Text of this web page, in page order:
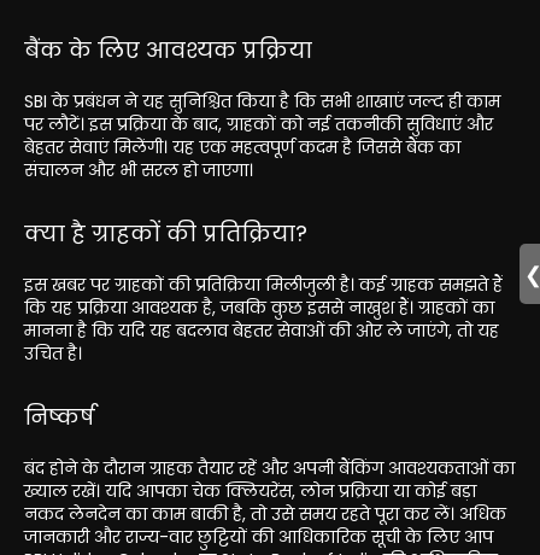
बैंक के लिए आवश्यक प्रक्रिया
SBI के प्रबंधन ने यह सुनिश्चित किया है कि सभी शाखाएं जल्द ही काम
पर लौटें। इस प्रक्रिया के बाद, ग्राहकों को नई तकनीकी सुविधाएं और
बेहतर सेवाएं मिलेंगी। यह एक महत्वपूर्ण कदम है जिससे बैंक का
संचालन और भी सरल हो जाएगा।
क्या है ग्राहकों की प्रतिक्रिया?
इस खबर पर ग्राहकों की प्रतिक्रिया मिलीजुली है। कई ग्राहक समझते हैं
कि यह प्रक्रिया आवश्यक है, जबकि कुछ इससे नाखुश हैं। ग्राहकों का
मानना है कि यदि यह बदलाव बेहतर सेवाओं की ओर ले जाएंगे, तो यह
उचित है।
निष्कर्ष
बंद होने के दौरान ग्राहक तैयार रहें और अपनी बैंकिंग आवश्यकताओं का
ख्याल रखें। यदि आपका चेक क्लियरेंस, लोन प्रक्रिया या कोई बड़ा
नकद लेनदेन का काम बाकी है, तो उसे समय रहते पूरा कर लें। अधिक
जानकारी और राज्य-वार छुट्टियों की आधिकारिक सूची के लिए आप